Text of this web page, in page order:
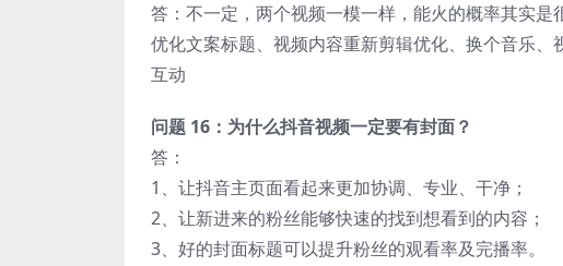
答：不一定，两个视频一模一样，能火的概率其实是
优化文案标题、视频内容重新剪辑优化、换个音乐
互动
问题 16：为什么抖音视频一定要有封面？
答：
1、让抖音主页面看起来更加协调、专业、干净；
2、让新进来的粉丝能够快速的找到想看到的内容；
3、好的封面标题可以提升粉丝的观看率及完播率。